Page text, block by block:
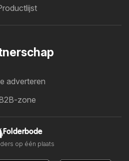
adverteren
zone
Folderbode
op één plaats